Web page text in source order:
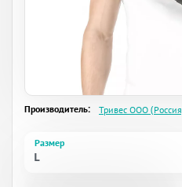
Производитель: Тривес ООО
Размер